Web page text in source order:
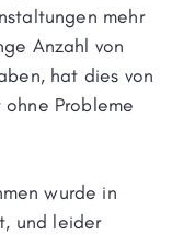
mehr
Anzahl von
hat dies von
Probleme
wurde in
und leider